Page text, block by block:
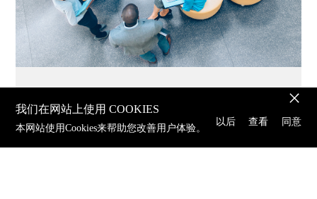
Navigating Cross-Border Brand
Management: Tips for Global PR Success
我们在网站上使用 COOKIES
本网站使用Cookies来帮助您改善用户体验。
以后 查看 同意